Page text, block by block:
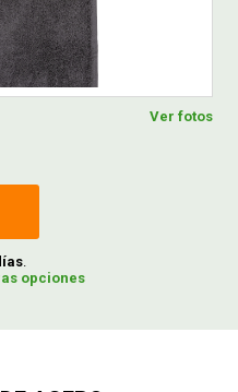
Ver fotos
.
opciones